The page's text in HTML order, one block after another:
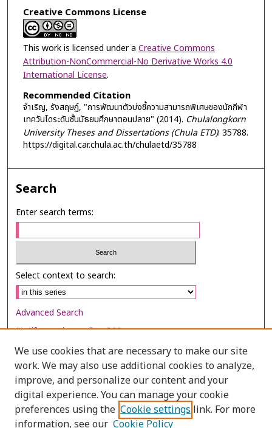
Creative Commons License
This work is licensed under a Creative Commons
Attribution-NonCommercial-No Derivative Works 4.0
International License.
Recommended Citation
จำเริญ, รังสฤษฏ์, "การพัฒนาตัวบ่งชี้ความสามารถพิเศษของนักกีฬา
เทควันโดระดับชั้นมัธยมศึกษาตอนปลาย" (2014). Chulalongkorn
University Theses and Dissertations (Chula ETD). 35788.
https://digital.car.chula.ac.th/chulaetd/35788
Search
Enter search terms:
Select context to search:
Advanced Search
Notify me via email orRSS
Browse
Collections
Disciplines
Authors
We use cookies that are necessary to make our site
work. We may also use additional cookies to analyze,
improve, and personalize our content and your
digital experience. You can manage your cookie
preferences using the Cookie settings link. For more
information, see our Cookie Policy